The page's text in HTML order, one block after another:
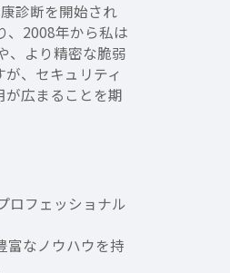
診断を開始され
、2008年から私は
、より精密な脆弱
、セキュリティ
が広まることを期
ロフェッショナル
富なノウハウを持